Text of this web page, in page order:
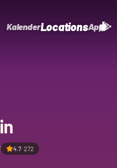
KalenderLocationsApp
4.7· 272